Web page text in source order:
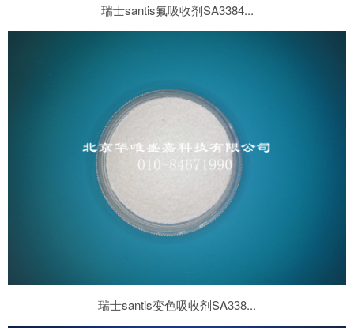
瑞士santis氟吸收剂SA3384...
瑞士santis变色吸收剂SA338...